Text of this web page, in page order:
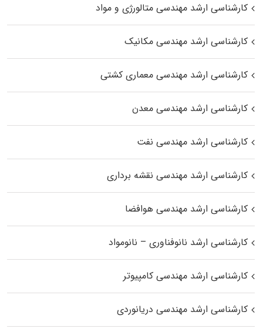
کارشناسی ارشد مهندسی متالورژی و مواد
کارشناسی ارشد مهندسی مکانیک
کارشناسی ارشد مهندسی معماری کشتی
کارشناسی ارشد مهندسی معدن
کارشناسی ارشد مهندسی نفت
کارشناسی ارشد مهندسی نقشه برداری
کارشناسی ارشد مهندسی هوافضا
کارشناسی ارشد نانوفناوری – نانومواد
کارشناسی ارشد مهندسی کامپیوتر
کارشناسی ارشد مهندسی دریانوردی